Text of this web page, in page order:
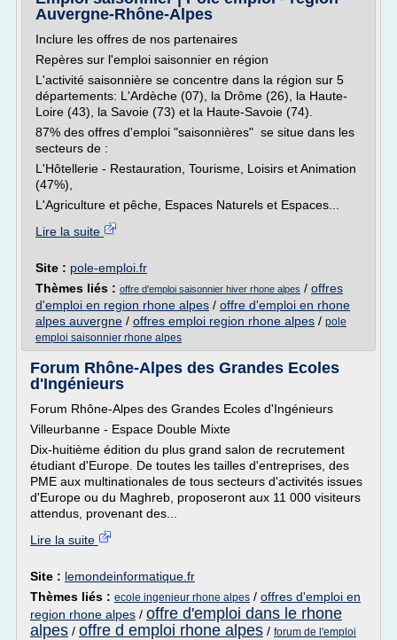
Auvergne-Rhône-Alpes
Inclure les offres de nos partenaires
Repères sur l'emploi saisonnier en région
L'activité saisonnière se concentre dans la région sur 5
départements: L'Ardèche (07), la Drôme (26), la Haute-
Loire (43), la Savoie (73) et la Haute-Savoie (74).
87% des offres d'emploi "saisonnières" se situe dans les
secteurs de :
L'Hôtellerie - Restauration, Tourisme, Loisirs et Animation
(47%),
L'Agriculture et pêche, Espaces Naturels et Espaces...
Lire la suite
Site : pole-emploi.fr
Thèmes liés : offre d'emploi saisonnier hiver rhone alpes / offres
d'emploi en region rhone alpes / offre d'emploi en rhone
alpes auvergne / offres emploi region rhone alpes / pole
emploi saisonnier rhone alpes
Forum Rhône-Alpes des Grandes Ecoles
d'Ingénieurs
Forum Rhône-Alpes des Grandes Ecoles d'Ingénieurs
Villeurbanne - Espace Double Mixte
Dix-huitième édition du plus grand salon de recrutement
étudiant d'Europe. De toutes les tailles d'entreprises, des
PME aux multinationales de tous secteurs d'activités issues
d'Europe ou du Maghreb, proposeront aux 11 000 visiteurs
attendus, provenant des...
Lire la suite
Site : lemondeinformatique.fr
Thèmes liés : ecole ingenieur rhone alpes / offres d'emploi en
region rhone alpes / offre d'emploi dans le rhone
alpes / offre d emploi rhone alpes / forum de l'emploi